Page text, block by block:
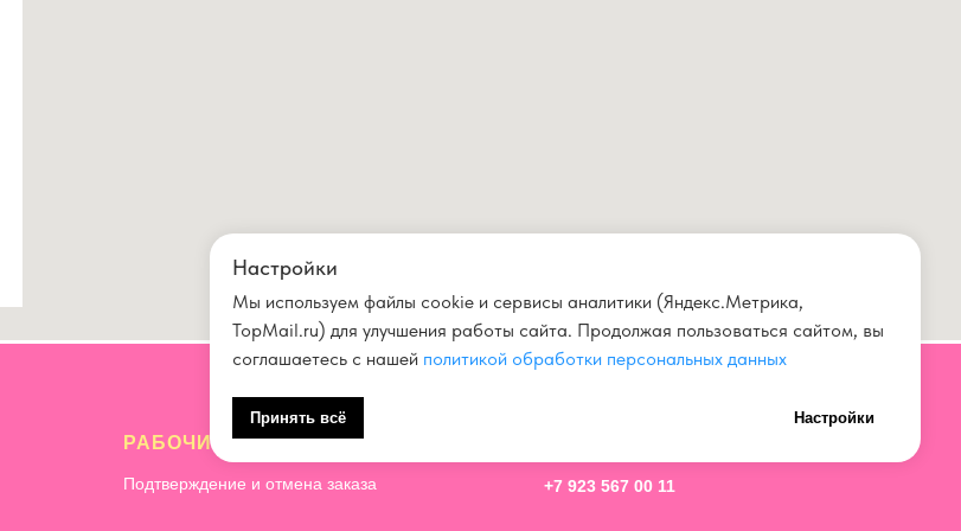
РАБОЧИЕ ВОПРОСЫ
Подтверждение и отмена заказа
+7 923 567 00 11
Настройки
Мы используем файлы cookie и сервисы аналитики (Яндекс.Метрика,
TopMail.ru) для улучшения работы сайта. Продолжая пользоваться сайтом, вы
соглашаетесь с нашей политикой обработки персональных данных
Принять всё Настройки